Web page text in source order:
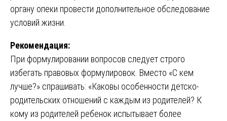
органу опеки провести дополнительное обследование
условий жизни.
Рекомендация:
При формулировании вопросов следует строго
избегать правовых формулировок. Вместо «С кем
лучше?» спрашивать: «Каковы особенности детско-
родительских отношений с каждым из родителей? К
кому из родителей ребенок испытывает более